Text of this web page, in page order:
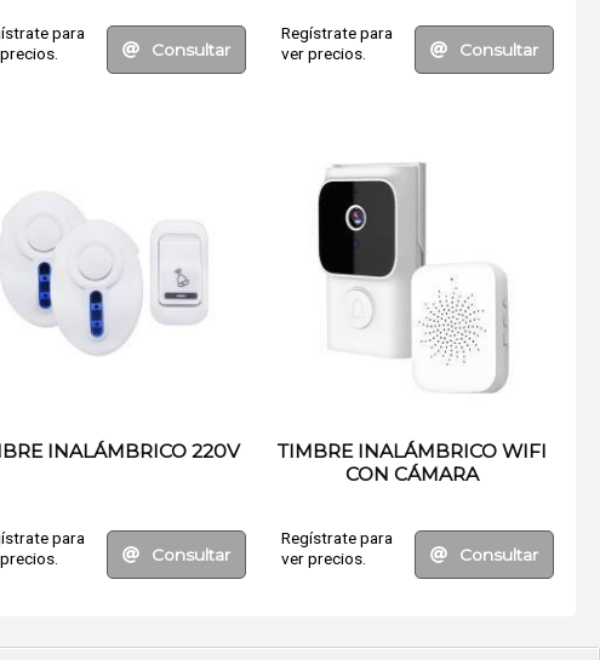
para
Consultar
Regístrate para
ver precios.
Consultar
INALÁMBRICO 220V
para
Consultar
TIMBRE INALÁMBRICO WIFI
CON CÁMARA
Regístrate para
ver precios.
Consultar